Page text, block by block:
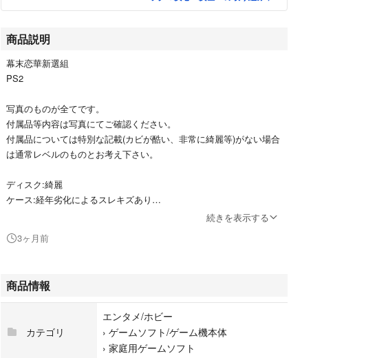
商品説明
幕末恋華新選組
PS2
写真のものが全てです。
付属品等内容は写真にてご確認ください。
付属品については特別な記載(カビが酷い、非常に綺麗等)がない場合
は通常レベルのものとお考え下さい。
ディスク:綺麗
ケース:経年劣化によるスレキズあり
ただし素人の目視検査のため、見落としがある可能性はあります。そ
さい。
初期起動は確認しておりますが、全ての動作の保証は致しかねます。
またお使いの機器により動作しない可能性はあります。当方で動作し
ているので、ディスクには問題ないものと判断させて頂いております
続きを表示する
3ヶ月前
商品情報
カテゴリ
エンタメ/ホビー
› ゲームソフト/ゲーム機本体
› 家庭用ゲームソフト